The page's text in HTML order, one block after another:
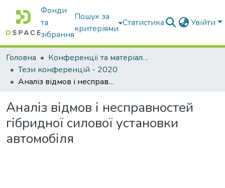
Фонди
та
зібрання
Пошук за
критеріями
Статистика Увійти
Головна
Конференції та матеріали конференцій
Тези конференцій - 2020
Аналіз відмов і несправностей гібридної силової установки автомобіля
Аналіз відмов і несправностей
гібридної силової установки
автомобіля